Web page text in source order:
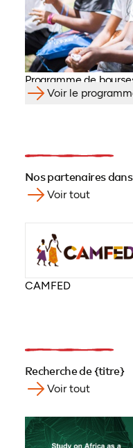
Programme de
Voir le
Nos partenaires
Voir tout
CAMFED
Recherche de {titre}
Voir tout